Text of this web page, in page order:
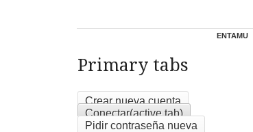
ENTAMU
Primary tabs
Crear nueva cuenta
Conectar(active tab)
Pidir contraseña nueva